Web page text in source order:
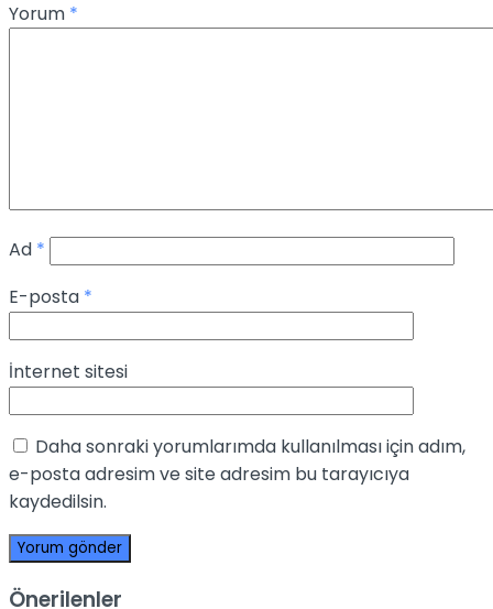
Yorum *
Ad *
E-posta *
İnternet sitesi
Daha sonraki yorumlarımda kullanılması için adım,
e-posta adresim ve site adresim bu tarayıcıya
kaydedilsin.
Önerilenler